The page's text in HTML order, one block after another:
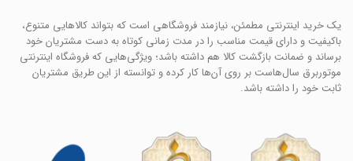
یک خرید اینترنتی مطمئن، نیازمند فروشگاهی است که بتواند کالاهایی متنوع،
باکیفیت و دارای قیمت مناسب را در مدت زمانی کوتاه به دست مشتریان خود
برساند و ضمانت بازگشت کالا هم داشته باشد؛ ویژگی‌هایی که فروشگاه اینترنتی
موتوربرق سال‌هاست بر روی آن‌ها کار کرده و توانسته از این طریق مشتریان
ثابت خود را داشته باشد.